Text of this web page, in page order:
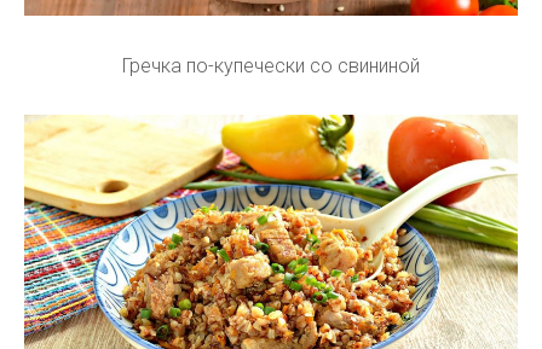
Гречка по-купечески со свининой